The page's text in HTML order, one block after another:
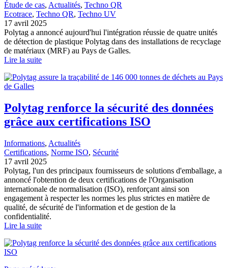
Étude de cas, Actualités, Techno QR
Ecotrace, Techno QR, Techno UV
17 avril 2025
Polytag a annoncé aujourd'hui l'intégration réussie de quatre unités
de détection de plastique Polytag dans des installations de recyclage
de matériaux (MRF) au Pays de Galles.
Lire la suite
Polytag renforce la sécurité des données
grâce aux certifications ISO
Informations, Actualités
Certifications, Norme ISO, Sécurité
17 avril 2025
Polytag, l'un des principaux fournisseurs de solutions d'emballage, a
annoncé l'obtention de deux certifications de l'Organisation
internationale de normalisation (ISO), renforçant ainsi son
engagement à respecter les normes les plus strictes en matière de
qualité, de sécurité de l'information et de gestion de la
confidentialité.
Lire la suite